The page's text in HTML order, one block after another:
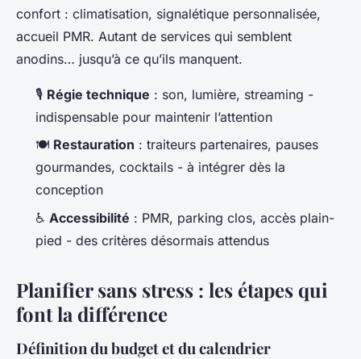
confort : climatisation, signalétique personnalisée,
accueil PMR. Autant de services qui semblent
anodins… jusqu’à ce qu’ils manquent.
🎙️ Régie technique : son, lumière, streaming -
indispensable pour maintenir l’attention
🍽️ Restauration : traiteurs partenaires, pauses
gourmandes, cocktails - à intégrer dès la
conception
♿ Accessibilité : PMR, parking clos, accès plain-
pied - des critères désormais attendus
Planifier sans stress : les étapes qui
font la différence
Définition du budget et du calendrier